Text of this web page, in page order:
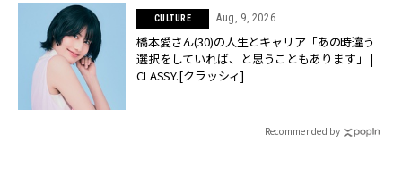
CULTURE Aug, 9, 2026
橋本愛さん(30)の人生とキャリア「あの時違う
選択をしていれば、と思うこともあります」 |
CLASSY.[クラッシィ]
Recommended by